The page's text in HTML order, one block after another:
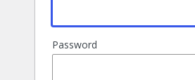
Password